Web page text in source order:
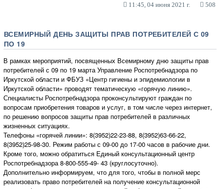
11:45, 04 июня 2021 г. 508
ВСЕМИРНЫЙ ДЕНЬ ЗАЩИТЫ ПРАВ ПОТРЕБИТЕЛЕЙ С 09
ПО 19
В рамках мероприятий, посвященных Всемирному дню защиты прав
потребителей с 09 по 19 марта Управление Роспотребнадзора по
Иркутской области и ФБУЗ «Центр гигиены и эпидемиологии в
Иркутской области» проводят тематическую «горячую линию».
Специалисты Роспотребнадзора проконсультируют граждан по
вопросам приобретения товаров и услуг, в том числе через интернет,
по решению вопросов защиты прав потребителей в различных
жизненных ситуациях.
Телефоны «горячей линии»: 8(3952)22-23-88, 8(3952)63-66-22,
8(3952)25-98-30. Режим работы с 09-00 до 17-00 часов в рабочие дни.
Кроме того, можно обратиться Единый консультационный центр
Роспотребнадзора 8-800-555-49- 43 (круглосуточно).
Дополнительно информируем, что для того, чтобы в полной мерс
реализовать право потребителей на получение консультационной